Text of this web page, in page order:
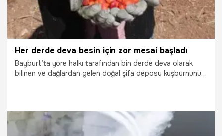
Her derde deva besin için zor mesai başladı
Bayburt’ta yöre halkı tarafından bin derde deva olarak
bilinen ve dağlardan gelen doğal şifa deposu kuşburnunun
sofralarda marmelat, reçel, çay olarak tüketiliyor.